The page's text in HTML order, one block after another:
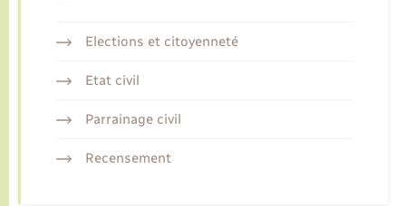
Elections et citoyenneté
Etat civil
Parrainage civil
Recensement